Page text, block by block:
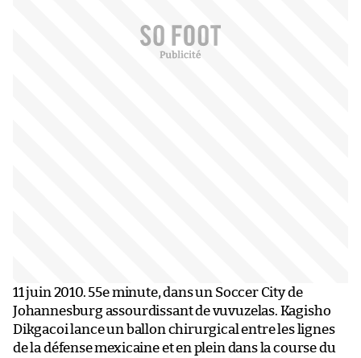
11 juin 2010. 55e minute, dans un Soccer City de
Johannesburg assourdissant de vuvuzelas. Kagisho
Dikgacoi lance un ballon chirurgical entre les lignes
de la défense mexicaine et en plein dans la course du